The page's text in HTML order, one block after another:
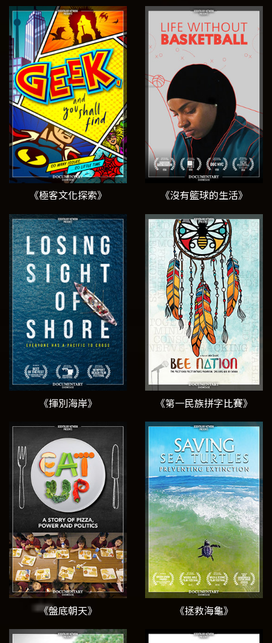
《極客文化探索》 《沒有籃球的生活》
《揮別海岸》 《第一民族拼字比賽》
《盤底朝天》 《拯救海龜》